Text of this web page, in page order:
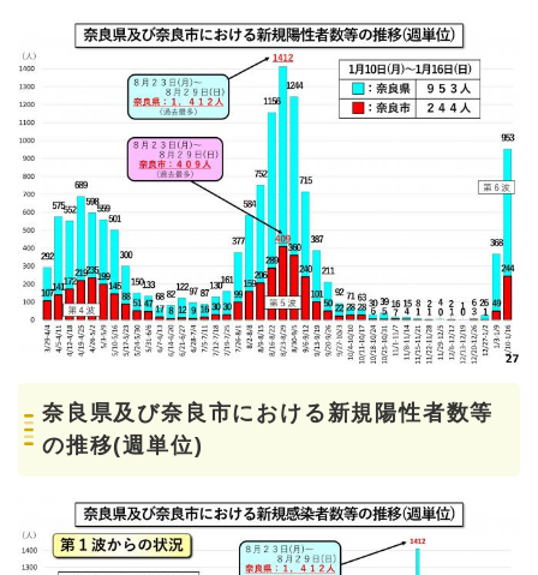
奈良県及び奈良市における新規陽性者数等
の推移(週単位)